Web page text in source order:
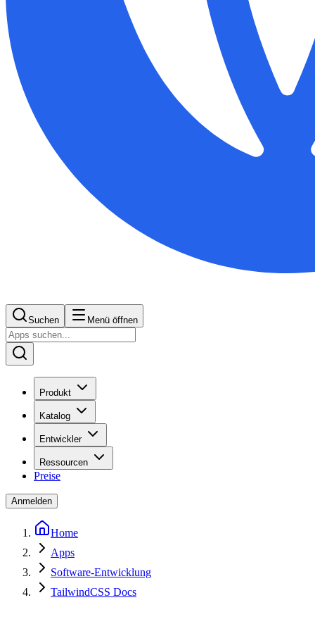
Suchen Menü öffnen
Produkt
Katalog
Entwickler
Ressourcen
Preise
Anmelden
Home
Apps
Software-Entwicklung
TailwindCSS Docs